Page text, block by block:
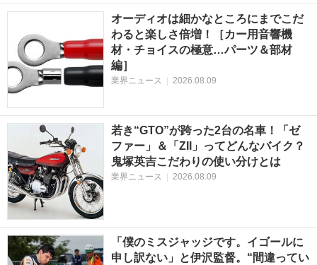
オーディオは細かなところにまでこだ
わると楽しさ倍増！［カー用音響機
材・チョイスの極意…パーツ＆部材
編］
業界ニュース 2026.08.09
若き“GTO”が跨った2台の名車！「ゼ
ファー」＆「ZII」ってどんなバイク？
鬼塚英吉こだわりの使い分けとは
業界ニュース 2026.08.09
「僕のミスジャッジです。イゴールに
申し訳ない」と伊沢監督。“間違ってい